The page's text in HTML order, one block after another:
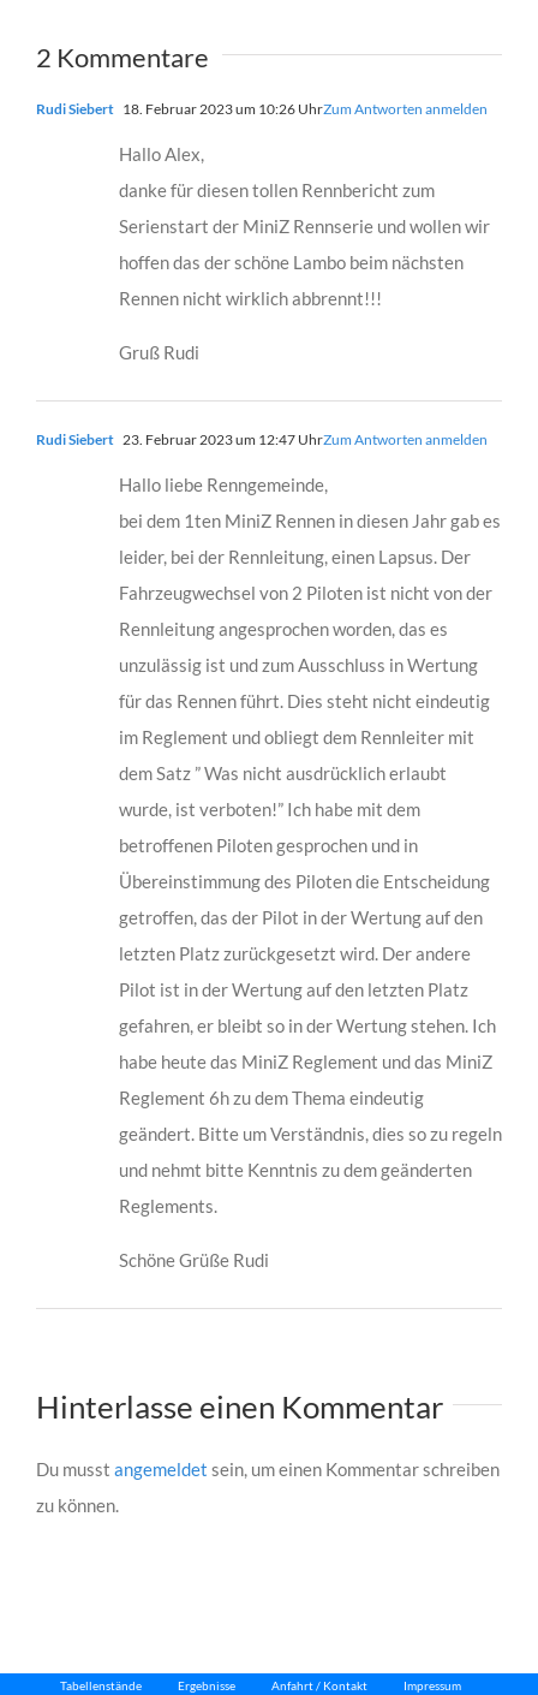
2 Kommentare
Rudi Siebert 18. Februar 2023 um 10:26 UhrZum Antworten anmelden
Hallo Alex,
danke für diesen tollen Rennbericht zum
Serienstart der MiniZ Rennserie und wollen wir
hoffen das der schöne Lambo beim nächsten
Rennen nicht wirklich abbrennt!!!
Gruß Rudi
Rudi Siebert 23. Februar 2023 um 12:47 UhrZum Antworten anmelden
Hallo liebe Renngemeinde,
bei dem 1ten MiniZ Rennen in diesen Jahr gab es
leider, bei der Rennleitung, einen Lapsus. Der
Fahrzeugwechsel von 2 Piloten ist nicht von der
Rennleitung angesprochen worden, das es
unzulässig ist und zum Ausschluss in Wertung
für das Rennen führt. Dies steht nicht eindeutig
im Reglement und obliegt dem Rennleiter mit
dem Satz ” Was nicht ausdrücklich erlaubt
wurde, ist verboten!” Ich habe mit dem
betroffenen Piloten gesprochen und in
Übereinstimmung des Piloten die Entscheidung
getroffen, das der Pilot in der Wertung auf den
letzten Platz zurückgesetzt wird. Der andere
Pilot ist in der Wertung auf den letzten Platz
gefahren, er bleibt so in der Wertung stehen. Ich
habe heute das MiniZ Reglement und das MiniZ
Reglement 6h zu dem Thema eindeutig
geändert. Bitte um Verständnis, dies so zu regeln
und nehmt bitte Kenntnis zu dem geänderten
Reglements.
Schöne Grüße Rudi
Hinterlasse einen Kommentar
Du musst angemeldet sein, um einen Kommentar schreiben
zu können.
Tabellenstände Ergebnisse Anfahrt / Kontakt Impressum